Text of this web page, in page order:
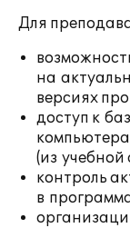
Для
на
версиях
доступ к
(из
контроль
в